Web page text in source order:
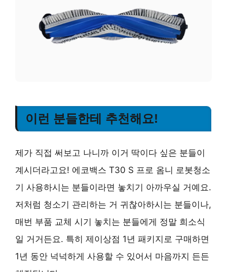
이런 분들한테 추천해요!
제가 직접 써보고 나니까 이거 딱이다 싶은 분들이
계시더라고요! 에코백스 T30 S 프로 옴니 로봇청소
기 사용하시는 분들이라면 놓치기 아까우실 거예요.
저처럼 청소기 관리하는 거 귀찮아하시는 분들이나,
매번 부품 교체 시기 놓치는 분들에게 정말 희소식
일 거거든요. 특히 제이상점 1년 패키지로 구매하면
1년 동안 넉넉하게 사용할 수 있어서 마음까지 든든